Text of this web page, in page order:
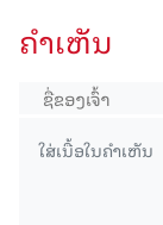
ຄໍາເຫັນ